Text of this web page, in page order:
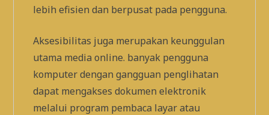
lebih efisien dan berpusat pada pengguna.
Aksesibilitas juga merupakan keunggulan
utama media online. banyak pengguna
komputer dengan gangguan penglihatan
dapat mengakses dokumen elektronik
melalui program pembaca layar atau